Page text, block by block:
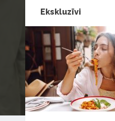
Ekskluzīvi